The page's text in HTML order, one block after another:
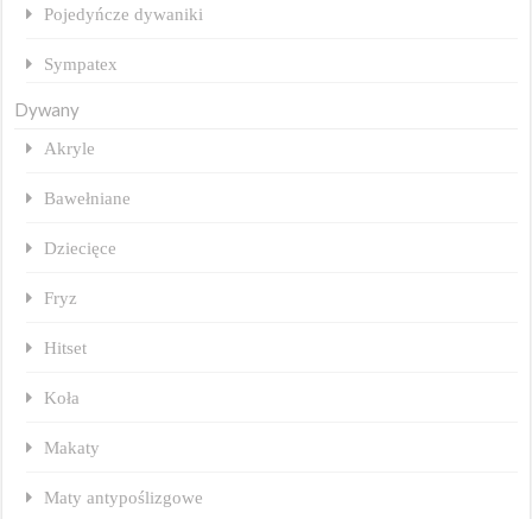
Pojedyńcze dywaniki
Sympatex
Dywany
Akryle
Bawełniane
Dziecięce
Fryz
Hitset
Koła
Makaty
Maty antypoślizgowe